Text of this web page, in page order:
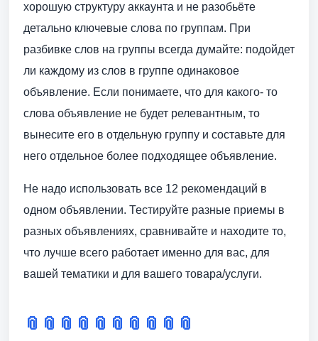
хорошую структуру аккаунта и не разобьёте
детально ключевые слова по группам. При
разбивке слов на группы всегда думайте: подойдет
ли каждому из слов в группе одинаковое
объявление. Если понимаете, что для какого- то
слова объявление не будет релевантным, то
вынесите его в отдельную группу и составьте для
него отдельное более подходящее объявление.
Не надо использовать все 12 рекомендаций в
одном объявлении. Тестируйте разные приемы в
разных объявлениях, сравнивайте и находите то,
что лучше всего работает именно для вас, для
вашей тематики и для вашего товара/услуги.
📎 📎 📎 📎 📎 📎 📎 📎 📎 📎